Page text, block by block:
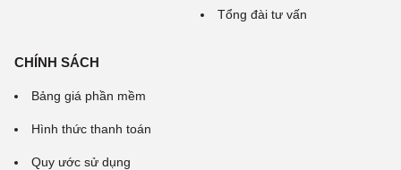
Tổng đài tư vấn
CHÍNH SÁCH
Bảng giá phần mềm
Hình thức thanh toán
Quy ước sử dụng